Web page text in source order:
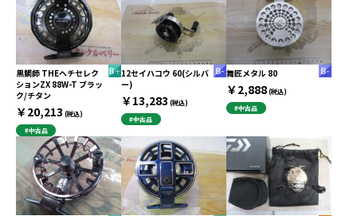
黒鯛師 THEヘチセレク
ションZX 88W-T ブラッ
ク/チタン
￥20,213 (税込)
#中古品
12セイハコウ 60(シルバ
ー)
￥13,283 (税込)
#中古品
舞匠メタル 80
￥2,888(税込)
#中古品